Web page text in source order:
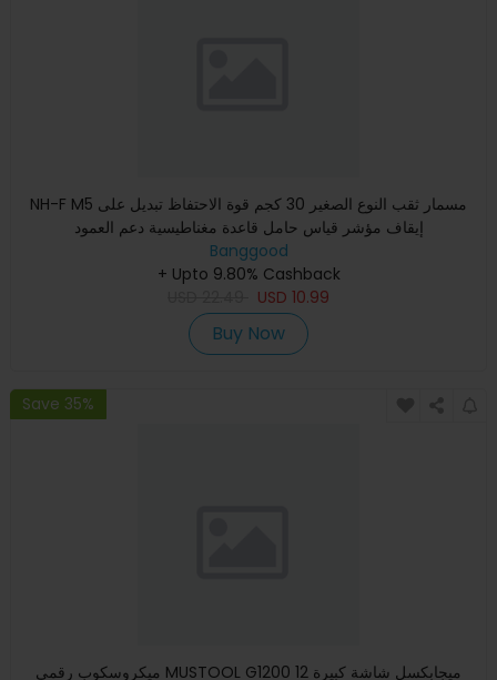
NH-F M5 مسمار ثقب النوع الصغير 30 كجم قوة الاحتفاظ تبديل على
إيقاف مؤشر قياس حامل قاعدة مغناطيسية دعم العمود
Banggood
+ Upto 9.80% Cashback
USD 10.99
Buy Now
Save 35%
ميكروسكوب رقمي MUSTOOL G1200 12 ميجابكسل شاشة كبيرة